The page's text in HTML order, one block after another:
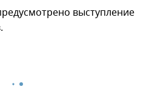
выступление